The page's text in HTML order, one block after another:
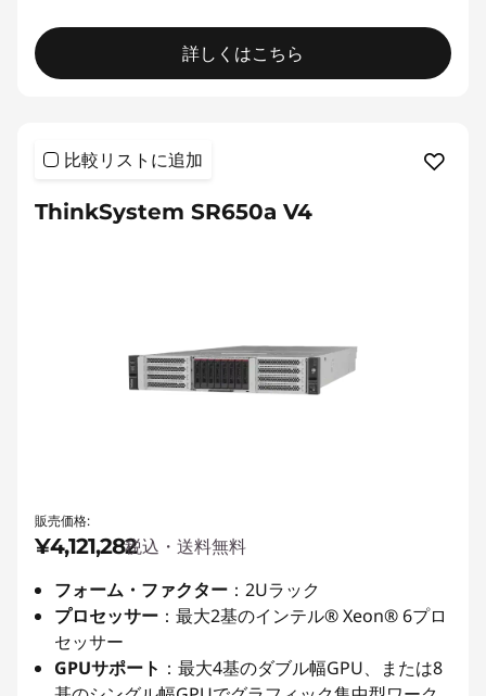
詳しくはこちら
比較リストに追加
ThinkSystem SR650a V4
販売価格:
¥4,121,282税込・送料無料
フォーム・ファクター ：2Uラック
プロセッサー ：最大2基のインテル® Xeon® 6プロ
セッサー
GPUサポート ：最大4基のダブル幅GPU、または8